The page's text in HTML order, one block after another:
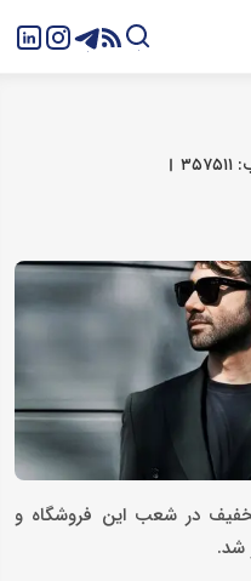
وینزو تا 50 درصد تخفیف در شعب این فروشگاه و
شد.